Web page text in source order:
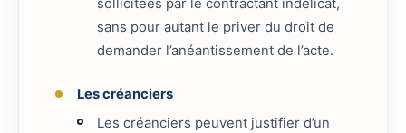
sollicitées par le contractant indélicat,
sans pour autant le priver du droit de
demander l’anéantissement de l’acte.
Les créanciers
Les créanciers peuvent justifier d’un